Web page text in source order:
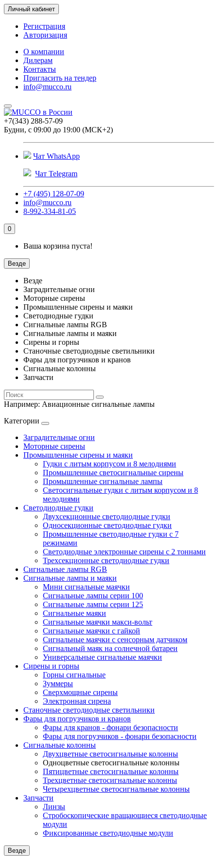
Личный кабинет
Регистрация
Авторизация
О компании
Дилерам
Контакты
Пригласить на тендер
info@mucco.ru
+7(343) 288-57-09
Будни, с 09:00 до 19:00 (МСК+2)
Чат WhatsApp
Чат Telegram
+7 (495) 128-07-09
info@mucco.ru
8-992-334-81-05
0
Ваша корзина пуста!
Везде
Везде
Заградительные огни
Моторные сирены
Промышленные сирены и маяки
Светодиодные гудки
Сигнальные лампы RGB
Сигнальные лампы и маяки
Сирены и горны
Станочные светодиодные светильники
Фары для погрузчиков и кранов
Сигнальные колонны
Запчасти
Например: Авиационные сигнальные лампы
Категории
Заградительные огни
Моторные сирены
Промышленные сирены и маяки
Гудки с литым корпусом и 8 мелодиями
Промышленные светосигнальные сирены
Промышленные сигнальные лампы
Светосигнальные гудки с литым корпусом и 8
мелодиями
Светодиодные гудки
Двухсекционные светодиодные гудки
Односекционные светодиодные гудки
Промышленные светодиодные гудки с 7
режимами
Светодиодные электронные сирены с 2 тоннами
Трехсекционные светодиодные гудки
Сигнальные лампы RGB
Сигнальные лампы и маяки
Мини сигнальные маячки
Сигнальные лампы серии 100
Сигнальные лампы серии 125
Сигнальные маяки
Сигнальные маячки макси-вольт
Сигнальные маячки с гайкой
Сигнальные маячки с сенсорным датчиком
Сигнальный маяк на солнечной батареи
Универсальные сигнальные маячки
Сирены и горны
Горны сигнальные
Зуммеры
Сверхмощные сирены
Электронная сирена
Станочные светодиодные светильники
Фары для погрузчиков и кранов
Фары для кранов - фонари безопасности
Фары для погрузчиков - фонари безопасности
Сигнальные колонны
Двухцветные светосигнальные колонны
Одноцветные светосигнальные колонны
Пятицветные светосигнальные колонны
Трехцветные светосигнальные колонны
Четырехцветные светосигнальные колонны
Запчасти
Линзы
Стробоскопические вращающиеся светодиодные
модули
Фиксированные светодиодные модули
Везде